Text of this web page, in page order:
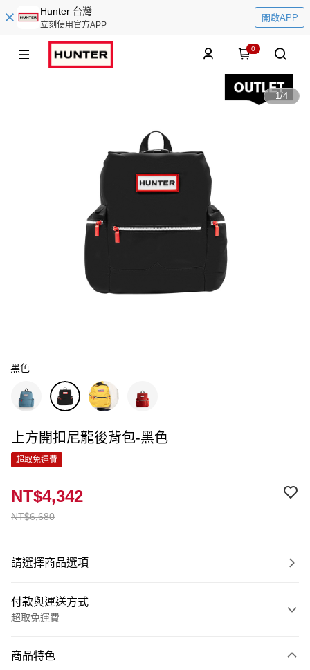
Hunter 台灣
立刻使用官方APP
開啟APP
0
1/4
黑色
上方開扣尼龍後背包-黑色
超取免運費
NT$6,680
NT$4,342
請選擇商品選項
付款與運送方式
超取免運費
信用卡一次付款
商品特色